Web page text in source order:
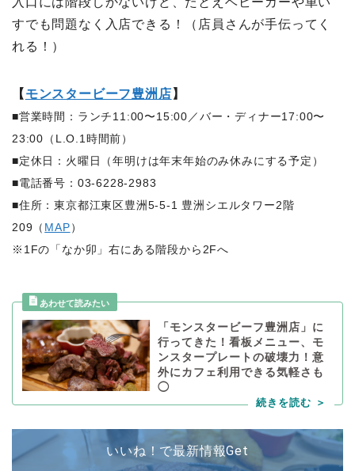
すでも問題なく入店できる！（店員さんが手伝ってく
れる！）
【 モンスタービーフ豊洲店 】
■営業時間：ランチ11:00〜15:00／バー・ディナー17:00〜
23:00（L.O.1時間前）
■定休日：火曜日（年明けは年末年始のみ休みにする予定）
■電話番号：03-6228-2983
■住所：東京都江東区豊洲5-5-1 豊洲シエルタワー2階
209（ MAP）
※1Fの「なか卯」右にある階段から2Fへ
「モンスタービーフ豊洲店」に
行ってきた！看板メニュー、モ
ンスタープレートの破壊力！意
外にカフェ利用できる気軽さも
◯
いいね！で最新情報Get